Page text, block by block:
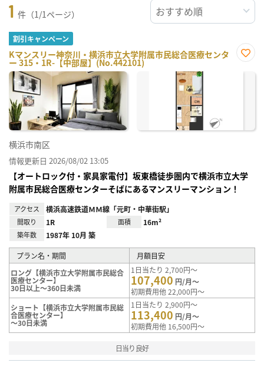
1 件（1/1ページ）
割引キャンペーン
Kマンスリー神奈川・横浜市立大学附属市民総合医療センタ
ー 315・1R-【中部屋】(No.442101)
に入
横浜市南区
情報更新日 2026/08/02 13:05
【オートロック付・家具家電付】坂東橋徒歩圏内で横浜市立大学
附属市民総合医療センターそばにあるマンスリーマンション！
アクセス 横浜高速鉄道ＭＭ線「元町・中華街駅」
間取り 1R 面積 16m²
築年数 1987年 10月 築
プラン名・期間
月額目安
ロング【横浜市立大学附属市民総合
医療センター】
30日以上～360日未満
1日当たり 2,700円～
107,400 円/月～
初期費用他 22,000円～
ショート【横浜市立大学附属市民総
合医療センター】
～30日未満
1日当たり 2,900円～
113,400 円/月～
初期費用他 16,500円～
日当り良好